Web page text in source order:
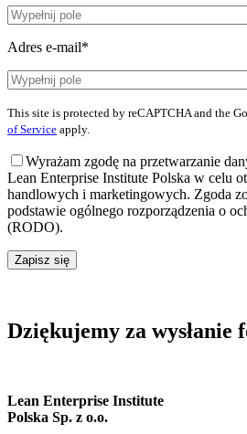
Adres e-mail*
This site is protected by reCAPTCHA and the
of Service apply.
Wyrażam zgodę na przetwarzanie
Lean Enterprise Institute Polska w celu
handlowych i marketingowych. Zgoda
podstawie ogólnego rozporządzenia o
(RODO).
Zapisz się
Dziękujemy za wysłanie
Lean Enterprise Institute
Polska Sp. z o.o.